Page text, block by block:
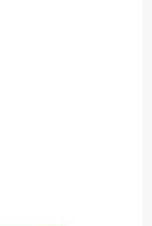
и терапия"